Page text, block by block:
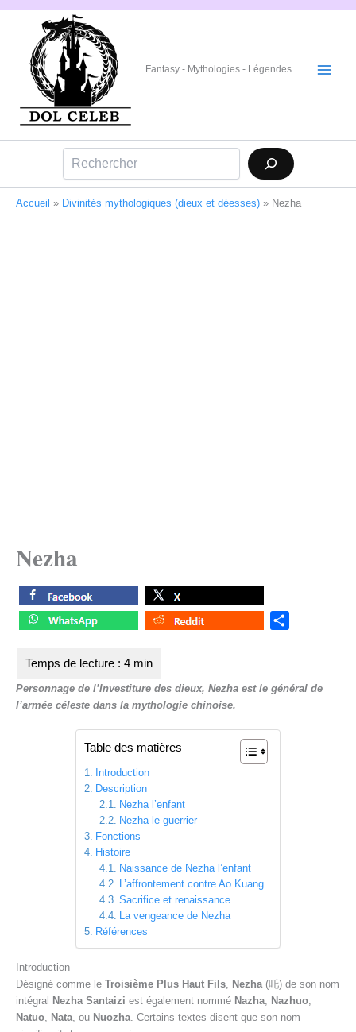
Aller
Fantasy - Mythologies - Légendes
Accueil » Divinités mythologiques (dieux et déesses) » Nezha
Nezha
e
Personnage de l’Investiture des dieux, Nezha est le général de
l’armée céleste dans la mythologie chinoise.
Table des matières
Introduction
Description
Nezha l’enfant
Nezha le guerrier
Fonctions
Histoire
Naissance de Nezha l’enfant
L’affrontement contre Ao Kuang
Sacrifice et renaissance
La vengeance de Nezha
Références
Introduction
Désigné comme le Troisième Plus Haut Fils Nezha (吒) de son nom
intégral Nezha Santaizi est également nommé Nazha Nazhuo
Natuo
Nata , ou Nuozha . Certains textes disent que son nom